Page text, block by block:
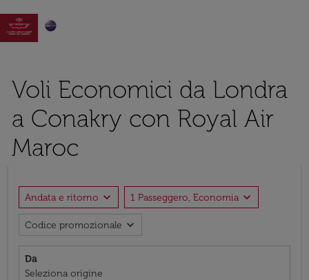

Voli Economici da Londra
a Conakry con Royal Air
Maroc
Andata e ritorno expand_more 1 Passeggero, Economia expand_more
Codice promozionale expand_more
Da
Seleziona origine